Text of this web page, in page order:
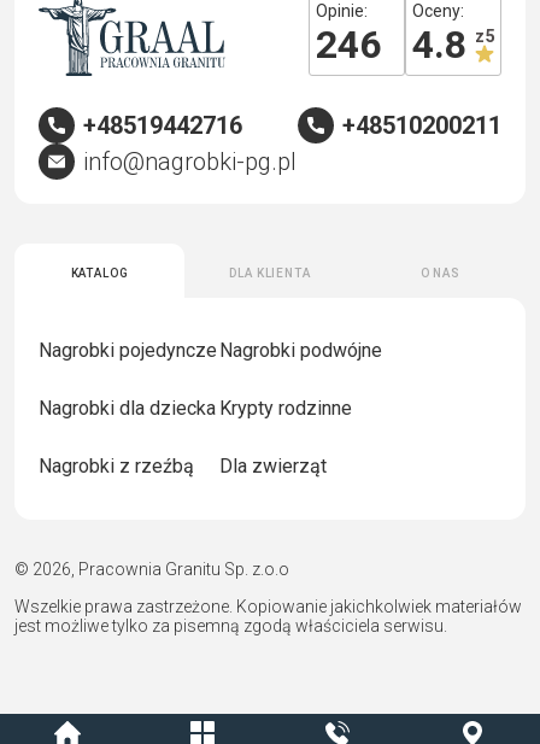
Katalog Dla klienta O nas
Nagrobki pojedyncze Nagrobki podwójne
Nagrobki dla dziecka Krypty rodzinne
Nagrobki z rzeźbą Dla zwierząt
Opinie:
246
Oceny:
4.8 z 5
+48519442716
+48510200211
info@nagrobki-pg.pl
Wszelkie prawa zastrzeżone. Kopiowanie jakichkolwiek materiałów
jest możliwe tylko za pisemną zgodą właściciela serwisu.
© 2026, Pracownia Granitu Sp. z.o.o